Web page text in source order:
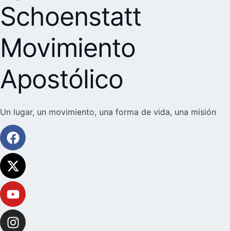
Schoenstatt
Movimiento
Apostólico
Un lugar, un movimiento, una forma de vida, una misión